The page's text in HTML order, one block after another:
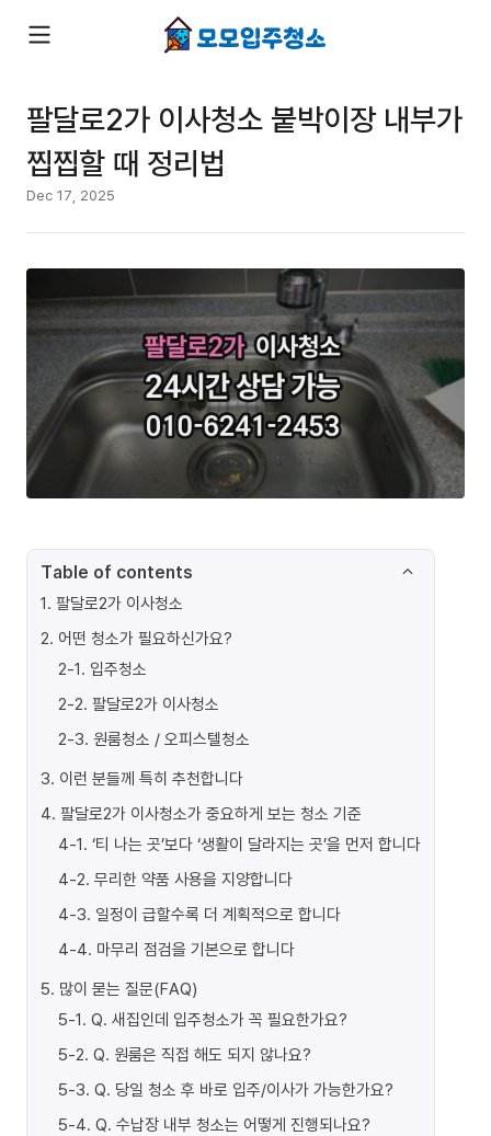
팔달로2가 이사청소 붙박이장 내부가
찝찝할 때 정리법
Dec 17, 2025
Table of contents
1. 팔달로2가 이사청소
2. 어떤 청소가 필요하신가요?
2-1. 입주청소
2-2. 팔달로2가 이사청소
2-3. 원룸청소 / 오피스텔청소
3. 이런 분들께 특히 추천합니다
4. 팔달로2가 이사청소가 중요하게 보는 청소 기준
4-1. ‘티 나는 곳’보다 ‘생활이 달라지는 곳’을 먼저 합니다
4-2. 무리한 약품 사용을 지양합니다
4-3. 일정이 급할수록 더 계획적으로 합니다
4-4. 마무리 점검을 기본으로 합니다
5. 많이 묻는 질문(FAQ)
5-1. Q. 새집인데 입주청소가 꼭 필요한가요?
5-2. Q. 원룸은 직접 해도 되지 않나요?
5-3. Q. 당일 청소 후 바로 입주/이사가 가능한가요?
5-4. Q. 수납장 내부 청소는 어떻게 진행되나요?